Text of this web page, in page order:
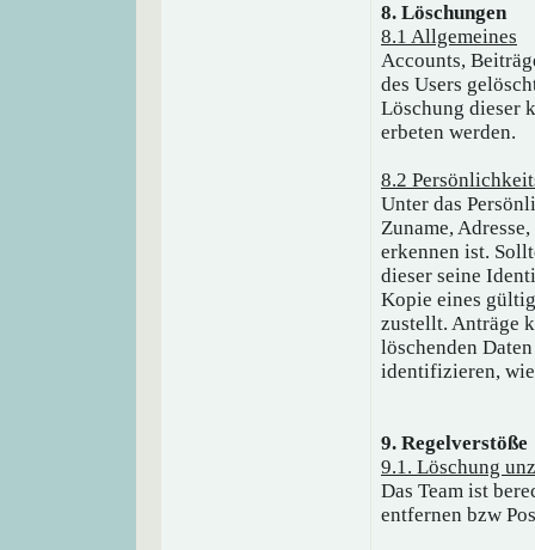
8. Löschungen
8.1 Allgemeines
Accounts,
des Users
Löschung dieser
erbeten werden.
8.2
Unter das
Zuname,
erkennen ist.
dieser seine
Kopie eines
zustellt. Anträge
löschenden
identifizieren,
9. Regelverstöße
9.1. Löschung
Das Team ist
entfernen bzw